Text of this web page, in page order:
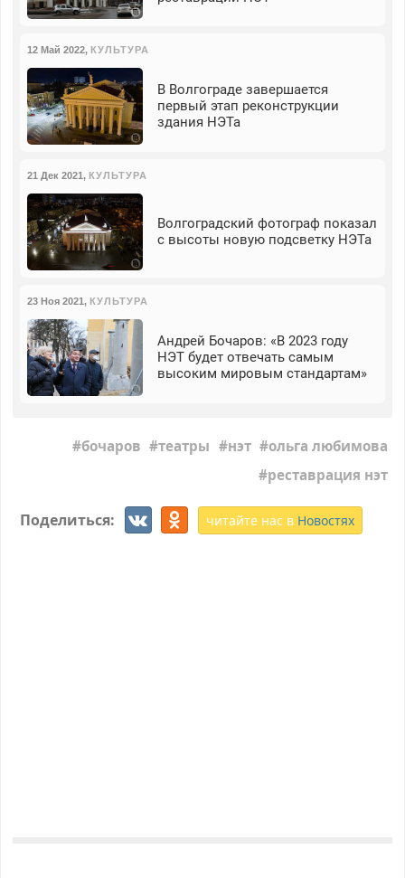
12 Май 2022, КУЛЬТУРА
В Волгограде завершается
первый этап реконструкции
здания НЭТа
21 Дек 2021, КУЛЬТУРА
Волгоградский фотограф показал
с высоты новую подсветку НЭТа
23 Ноя 2021, КУЛЬТУРА
Андрей Бочаров: «В 2023 году
НЭТ будет отвечать самым
высоким мировым стандартам»
бочаров театры нэт
ольга любимова
реставрация нэт
Поделиться: читайте нас в Новостях